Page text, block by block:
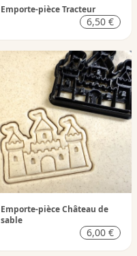
Emporte-pièce Tracteur
6,50 €
Emporte-pièce Château de
sable
6,00 €